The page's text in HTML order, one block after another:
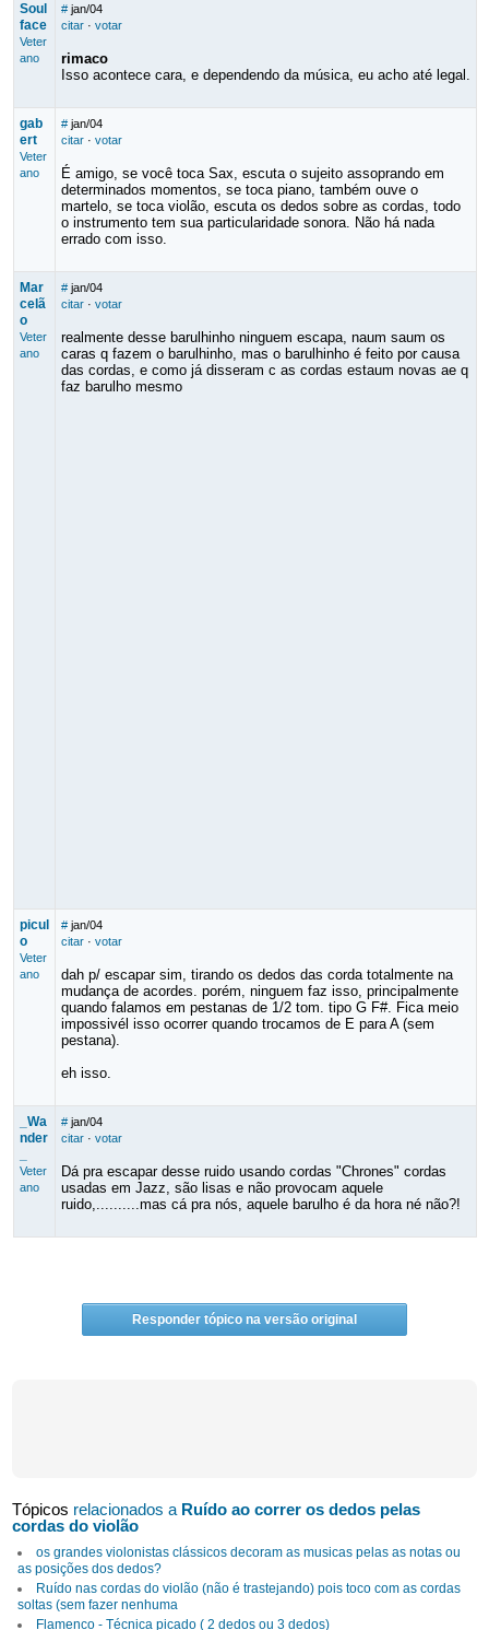
Soul
face
Veter
ano
# jan/04
citar· votar
rimaco
Isso acontece cara, e dependendo da música, eu acho até legal.
gab
ert
Veter
ano
# jan/04
citar· votar
É amigo, se você toca Sax, escuta o sujeito assoprando em
determinados momentos, se toca piano, também ouve o
martelo, se toca violão, escuta os dedos sobre as cordas, todo
o instrumento tem sua particularidade sonora. Não há nada
errado com isso.
Mar
celã
o
Veter
ano
# jan/04
citar· votar
realmente desse barulhinho ninguem escapa, naum saum os
caras q fazem o barulhinho, mas o barulhinho é feito por causa
das cordas, e como já disseram c as cordas estaum novas ae q
faz barulho mesmo
picul
o
Veter
ano
# jan/04
citar· votar
dah p/ escapar sim, tirando os dedos das corda totalmente na
mudança de acordes. porém, ninguem faz isso, principalmente
quando falamos em pestanas de 1/2 tom. tipo G F#. Fica meio
impossivél isso ocorrer quando trocamos de E para A (sem
pestana).
eh isso.
_Wa
nder
Veter
ano
# jan/04
citar· votar
Dá pra escapar desse ruido usando cordas "Chrones" cordas
usadas em Jazz, são lisas e não provocam aquele
ruido,..........mas cá pra nós, aquele barulho é da hora né não?!
Responder tópico na versão original
Tópicos relacionados a Ruído ao correr os dedos pelas
cordas do violão
os grandes violonistas clássicos decoram as musicas pelas as notas ou
as posições dos dedos?
Ruído nas cordas do violão (não é trastejando) pois toco com as cordas
soltas (sem fazer nenhuma
Flamenco - Técnica picado ( 2 dedos ou 3 dedos)